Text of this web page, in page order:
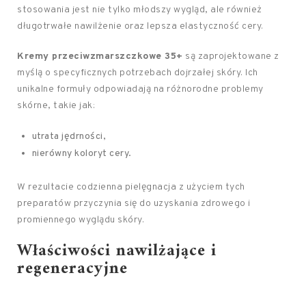
stosowania jest nie tylko młodszy wygląd, ale również
długotrwałe nawilżenie oraz lepsza elastyczność cery.
Kremy przeciwzmarszczkowe 35+ są zaprojektowane z
myślą o specyficznych potrzebach dojrzałej skóry. Ich
unikalne formuły odpowiadają na różnorodne problemy
skórne, takie jak:
utrata jędrności,
nierówny koloryt cery.
W rezultacie codzienna pielęgnacja z użyciem tych
preparatów przyczynia się do uzyskania zdrowego i
promiennego wyglądu skóry.
Właściwości nawilżające i
regeneracyjne